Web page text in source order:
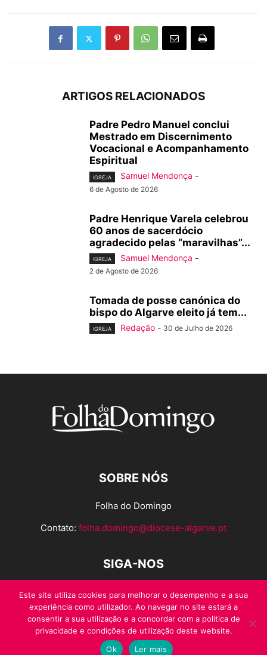
ARTIGOS RELACIONADOS
Padre Pedro Manuel conclui
Mestrado em Discernimento
Vocacional e Acompanhamento
Espiritual
IGREJA Samuel Mendonça -
6 de Agosto de 2026
Padre Henrique Varela celebrou
60 anos de sacerdócio
agradecido pelas “maravilhas”...
IGREJA Samuel Mendonça -
2 de Agosto de 2026
Tomada de posse canónica do
bispo do Algarve eleito já tem...
IGREJA Redação - 30 de Julho de 2026
SOBRE NÓS
Folha do Domingo
Contato: folha.domingo@diocese-algarve.pt
SIGA-NOS
© Folha do Domingo 2026, todos os direitos reservados.
Este site utiliza cookies para melhorar o desempenho e a sua
experiência como utilizador. Ao navegar no site estará a
consentir a sua utilização e a concordar com a politica de
privacidade e condições de utilização deste website.
Ok
Ler mais